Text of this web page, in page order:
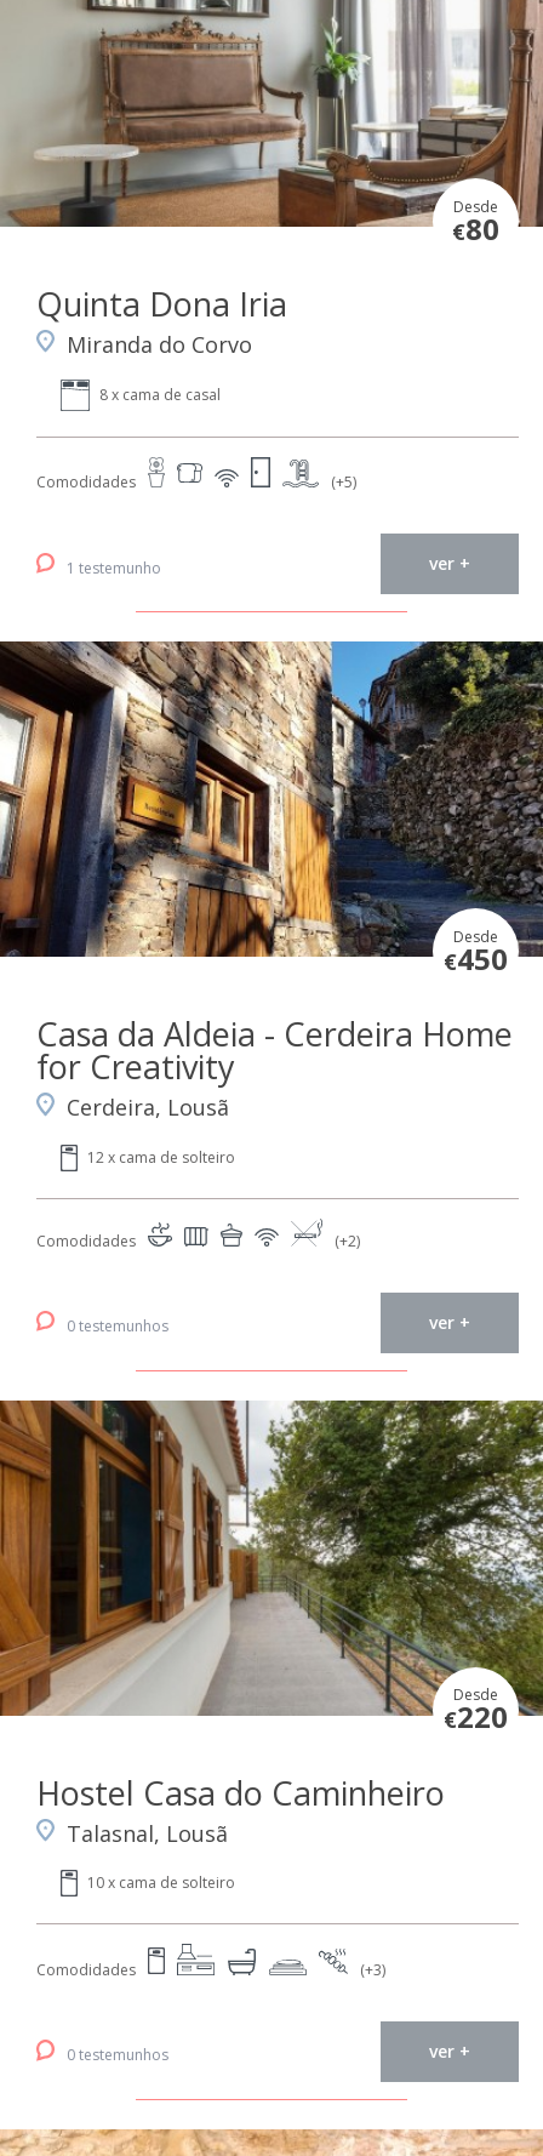
Desde
€80
Quinta Dona Iria
Miranda do Corvo
8 x cama de casal
Comodidades (+5)
1 testemunho ver +
Desde
€450
Casa da Aldeia - Cerdeira Home
for Creativity
Cerdeira, Lousã
12 x cama de solteiro
Comodidades (+2)
0 testemunhos ver +
Desde
€220
Hostel Casa do Caminheiro
Talasnal, Lousã
10 x cama de solteiro
Comodidades (+3)
0 testemunhos ver +